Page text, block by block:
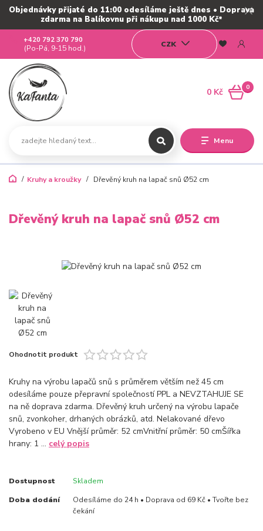
Objednávky přijaté do 11:00 odesíláme ještě dnes • Doprava
zdarma na Balíkovnu při nákupu nad 1000 Kč*
Menu
CZK
+420 792 370 790
(Po-Pá, 9-15 hod.)
0
0 Kč
Kruhy a kroužky Dřevěný kruh na lapač snů Ø52 cm
Dřevěný kruh na lapač snů Ø52 cm
Ohodnotit produkt
Kruhy na výrobu lapačů snů s průměrem větším než 45 cm
odesíláme pouze přepravní společností PPL a NEVZTAHUJE SE
na ně doprava zdarma. Dřevěný kruh určený na výrobu lapače
snů, zvonkoher, drhaných obrázků, atd. Nelakované dřevo
Vyrobeno v EU Vnější průměr: 52 cmVnitřní průměr: 50 cmŠířka
hrany: 1 ... celý popis
Dostupnost Skladem
Doba dodání
Odesíláme do 24 h • Doprava od 69 Kč • Tvořte bez
čekání